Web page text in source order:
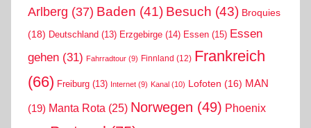
Arlberg (37) Baden (41) Besuch (43) Broquies
(18) Deutschland (13) Erzgebirge (14) Essen (15) Essen
gehen (31) Fahrradtour (9) Finnland (12) Frankreich
(66) Freiburg (13) Internet (9) Kanal (10) Lofoten (16) MAN
(19) Manta Rota (25) Norwegen (49) Phoenix